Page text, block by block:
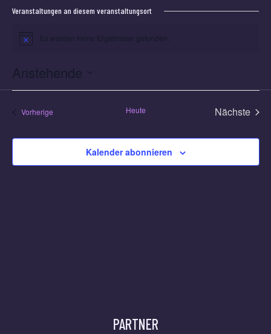
Veranstaltungen an diesem veranstaltungsort
HinweisEs wurden keine Ergebnisse gefunden.
Anstehende
Datum
VorherigeVeranstaltungen Heute
Nächste
Kalender abonnieren
PARTNER